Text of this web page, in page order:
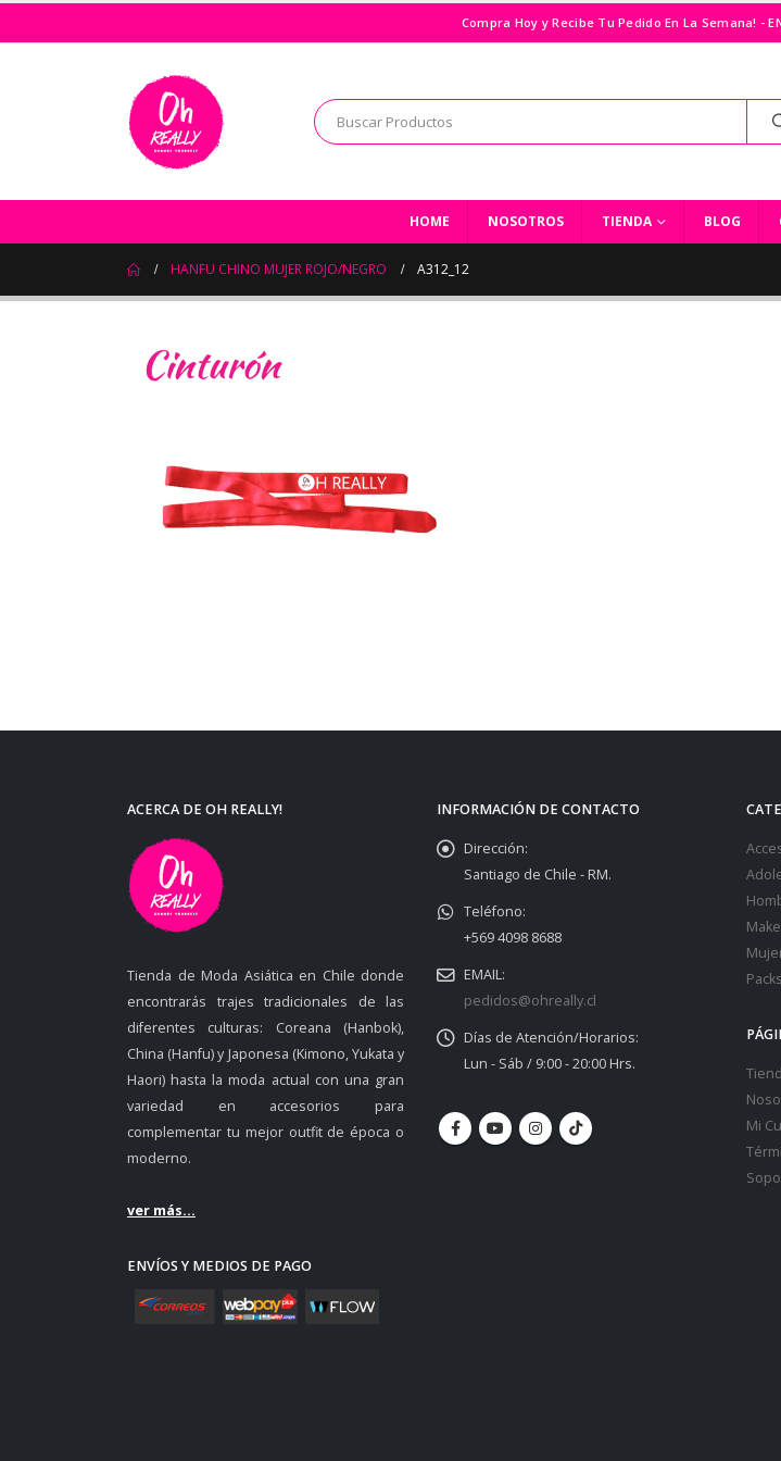
Compra Hoy y Recibe Tu Pedido En La Semana! -
HOME NOSOTROS TIENDA BLOG
HANFU CHINO MUJER ROJO/NEGRO A312_12
ACERCA DE OH REALLY!
Tienda de Moda Asiática en Chile donde
encontrarás trajes tradicionales de las
diferentes culturas: Coreana (Hanbok),
China (Hanfu) y Japonesa (Kimono, Yukata y
Haori) hasta la moda actual con una gran
variedad en accesorios para
complementar tu mejor outfit de época o
moderno.
ver más...
ENVÍOS Y MEDIOS DE PAGO
INFORMACIÓN DE CONTACTO
Dirección:
Santiago de Chile - RM.
Teléfono:
+569 4098 8688
EMAIL:
pedidos@ohreally.cl
Días de Atención/Horarios:
Lun - Sáb / 9:00 - 20:00 Hrs.
Packs
Mi